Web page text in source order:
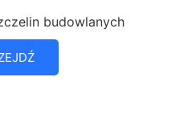
budowlanych